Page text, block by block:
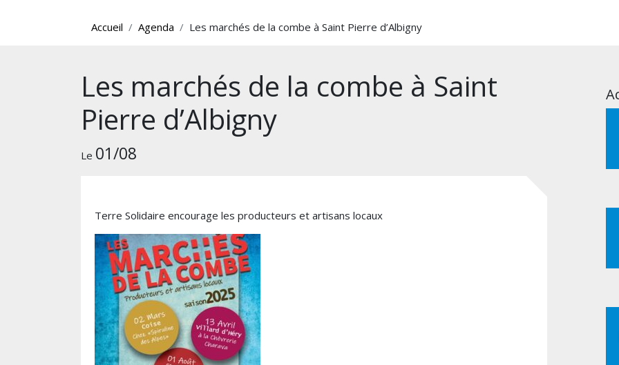
Accueil Agenda Les marchés de la combe à Saint Pierre d’Albigny
Les marchés de la combe à Saint
Pierre d’Albigny
Le 01/08
Terre Solidaire encourage les producteurs et artisans locaux